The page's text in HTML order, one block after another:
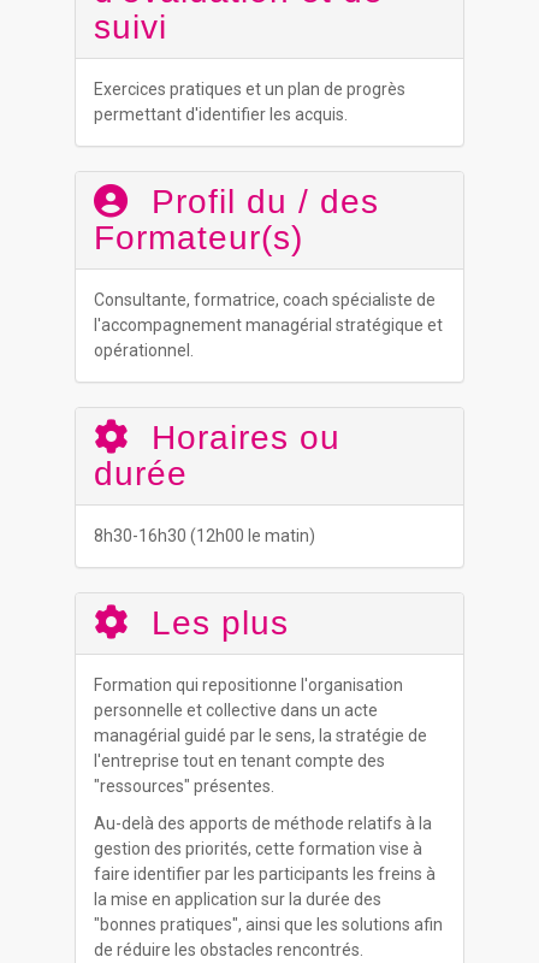
suivi
Exercices pratiques et un plan de progrès
permettant d'identifier les acquis.
Profil du / des
Formateur(s)
Consultante, formatrice, coach spécialiste de
l'accompagnement managérial stratégique et
opérationnel.
Horaires ou
durée
8h30-16h30 (12h00 le matin)
Les plus
Formation qui repositionne l'organisation
personnelle et collective dans un acte
managérial guidé par le sens, la stratégie de
l'entreprise tout en tenant compte des
"ressources" présentes.
Au-delà des apports de méthode relatifs à la
gestion des priorités, cette formation vise à
faire identifier par les participants les freins à
la mise en application sur la durée des
"bonnes pratiques", ainsi que les solutions afin
de réduire les obstacles rencontrés.